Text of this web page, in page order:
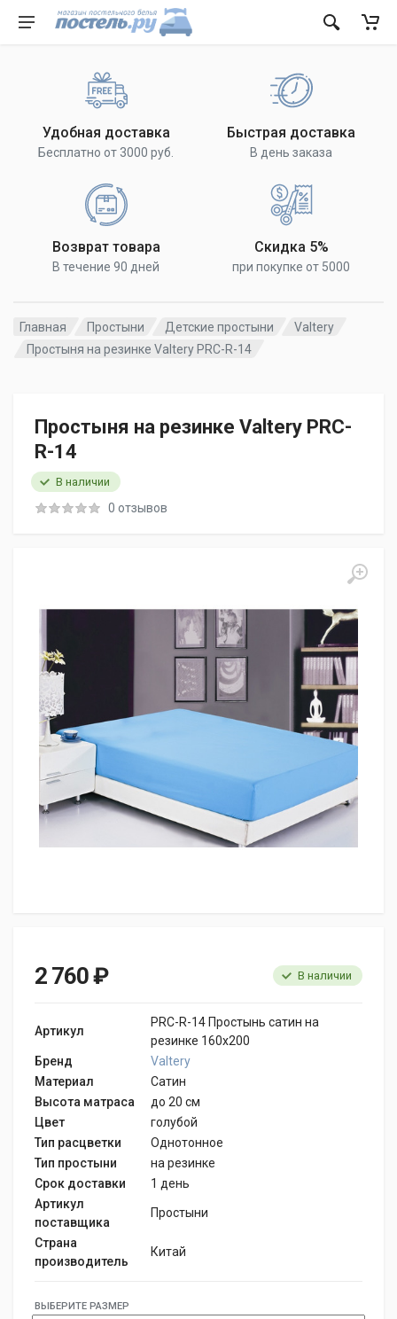
Удобная доставка
Бесплатно от 3000 руб.
Быстрая доставка
В день заказа
Возврат товара
В течение 90 дней
Скидка 5%
при покупке от 5000
Главная Простыни Детские простыни
Valtery
Простыня на резинке Valtery PRC-R-14
Простыня на резинке Valtery PRC-
R-14
0 отзывов
В наличии
2 760 ₽ В наличии
Артикул
PRC-R-14 Простынь сатин на
резинке 160x200
Бренд
Valtery
Материал
Сатин
Высота матраса
до 20 см
Цвет
голубой
Тип расцветки
Однотонное
Тип простыни
на резинке
Срок доставки
1 день
Артикул
поставщика
Простыни
Страна
производитель
Китай
ВЫБЕРИТЕ РАЗМЕР